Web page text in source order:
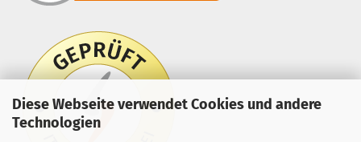
Diese Webseite verwendet Cookies und andere
Technologien